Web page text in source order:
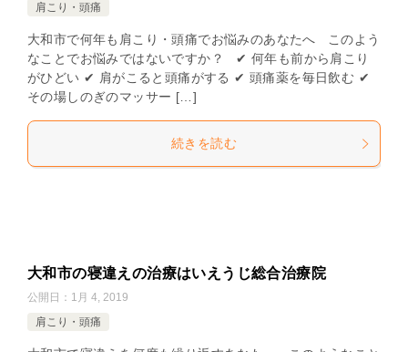
肩こり・頭痛
大和市で何年も肩こり・頭痛でお悩みのあなたへ このよう
なことでお悩みではないですか？ ✔ 何年も前から肩こり
がひどい ✔ 肩がこると頭痛がする ✔ 頭痛薬を毎日飲む ✔
その場しのぎのマッサー […]
続きを読む
大和市の寝違えの治療はいえうじ総合治療院
公開日： 1月 4, 2019
肩こり・頭痛